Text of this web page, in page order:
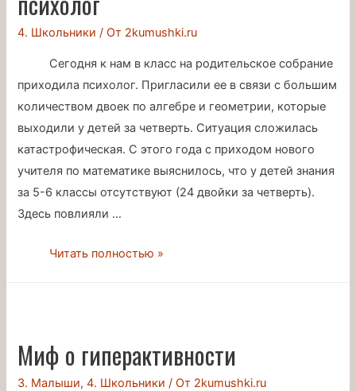
4. Школьники / От 2kumushki.ru
Сегодня к нам в класс на родительское собрание
приходила психолог. Пригласили ее в связи с большим
количеством двоек по алгебре и геометрии, которые
выходили у детей за четверть. Ситуация сложилась
катастрофическая. С этого года с приходом нового
учителя по математике выяснилось, что у детей знания
за 5-6 классы отсутствуют (24 двойки за четверть).
Здесь повлияли …
Сегодня
приходила
психолог
Читать полностью »
Миф о гиперактивности
3. Малыши,4. Школьники / От 2kumushki.ru